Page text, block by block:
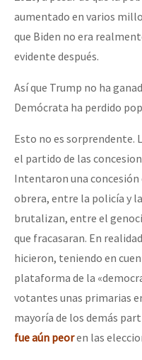
aumentado en varios
que Biden no era
evidente después.
Así que Trump no ha
Demócrata ha perdido
Esto no es sorprendente.
el partido de las
Intentaron una
obrera, entre la policía y
brutalizan, entre el
que fracasaran. En
hicieron, teniendo en
plataforma de la
votantes unas primarias
mayoría de los demás
fue aún peoren las